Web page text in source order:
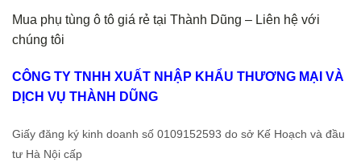
Mua phụ tùng ô tô giá rẻ tại Thành Dũng – Liên hệ với
chúng tôi
CÔNG TY TNHH XUẤT NHẬP KHẨU THƯƠNG MẠI VÀ
DỊCH VỤ THÀNH DŨNG
Giấy đăng ký kinh doanh số 0109152593 do sở Kế Hoạch và đầu
tư Hà Nội cấp